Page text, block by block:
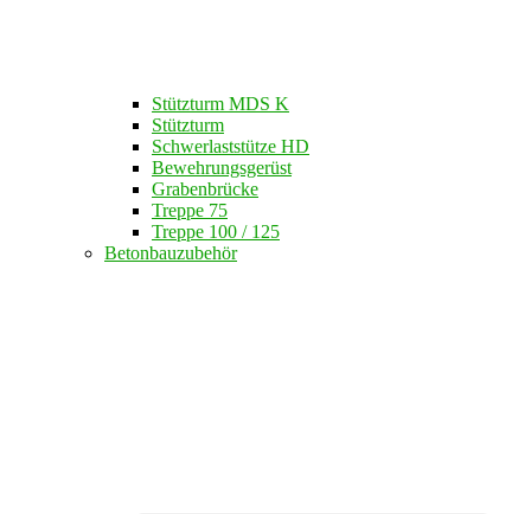
Stützturm MDS K
Stützturm
Schwerlaststütze HD
Bewehrungsgerüst
Grabenbrücke
Treppe 75
Treppe 100 / 125
Betonbauzubehör